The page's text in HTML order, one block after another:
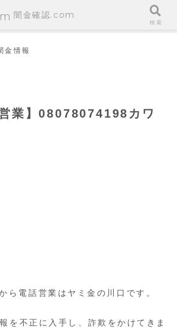
金情報
営業】08078074198カワ
電話営業はヤミ金の川口です。
を不正に入手し、詐欺をかけてきま
闇金確認.com
検索